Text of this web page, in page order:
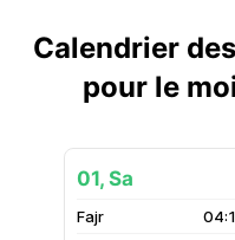
Calendrier
pour le
01, Sa